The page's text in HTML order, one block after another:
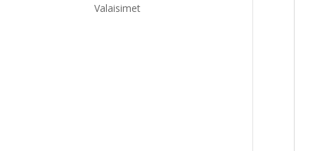
Valaisimet